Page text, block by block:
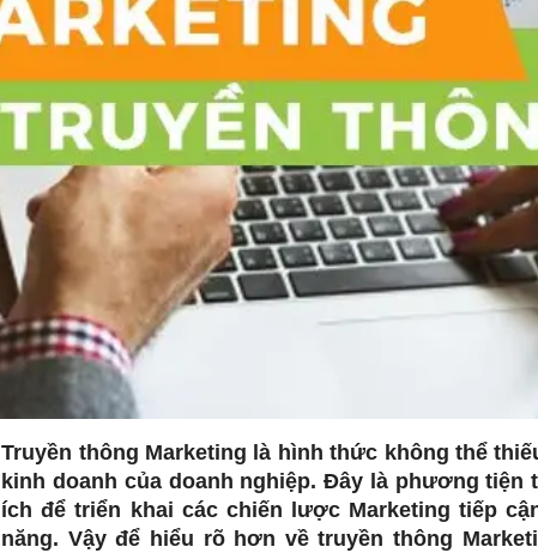
Truyền thông Marketing là hình thức không thể
kinh doanh của doanh nghiệp. Đây là phương tiện
ích để triển khai các chiến lược Marketing tiếp
năng. Vậy để hiểu rõ hơn về truyền thông